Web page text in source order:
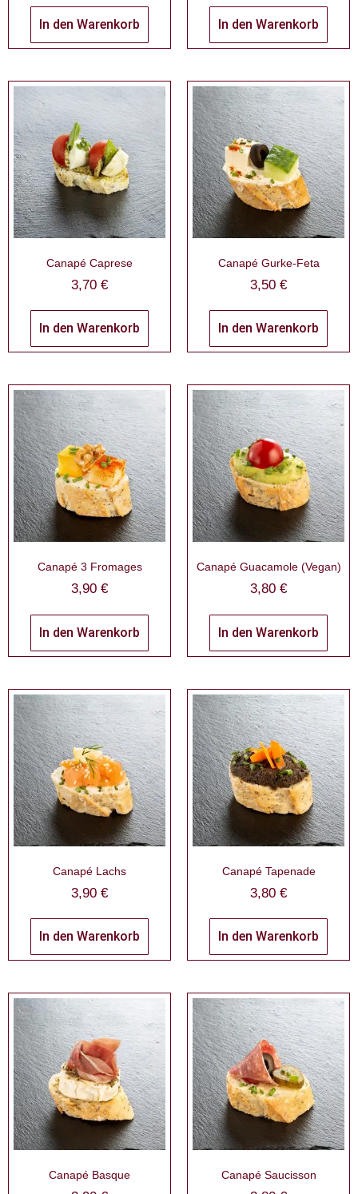
In den Warenkorb In den Warenkorb
Canapé Caprese
3,70 €
In den Warenkorb
Canapé Gurke-Feta
3,50 €
In den Warenkorb
Canapé 3 Fromages
3,90 €
In den Warenkorb
Canapé Guacamole (Vegan)
3,80 €
In den Warenkorb
Canapé Lachs
3,90 €
In den Warenkorb
Canapé Tapenade
3,80 €
In den Warenkorb
Canapé Basque Canapé Saucisson